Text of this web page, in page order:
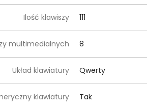
Ilość klawiszy 111
multimedialnych 8
Układ klawiatury Qwerty
klawiatury Tak